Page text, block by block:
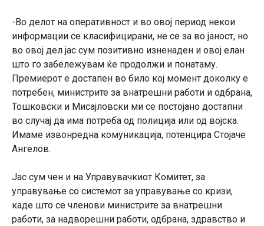
-Во делот на оперативност и во овој период некои
информации се класифицирани, не се за во јаност, но
во овој дел јас сум позитивно изненаден и овој елан
што го забележувам ќе продолжи и понатаму.
Премиерот е достапен во било кој момент доколку е
потребен, министрите за внатрешни работи и одбрана,
Тошковски и Мисајловски ми се постојано достапни
во случај да има потреба од полиција или од војска.
Имаме извонредна комуникација, потенцира Стојаче
Ангелов.
Јас сум чен и на Управувачкиот Комитет, за
управување со системот за управување со кризи,
каде што се членови министрите за внатрешни
работи, за надворешни работи, одбрана, здравство и